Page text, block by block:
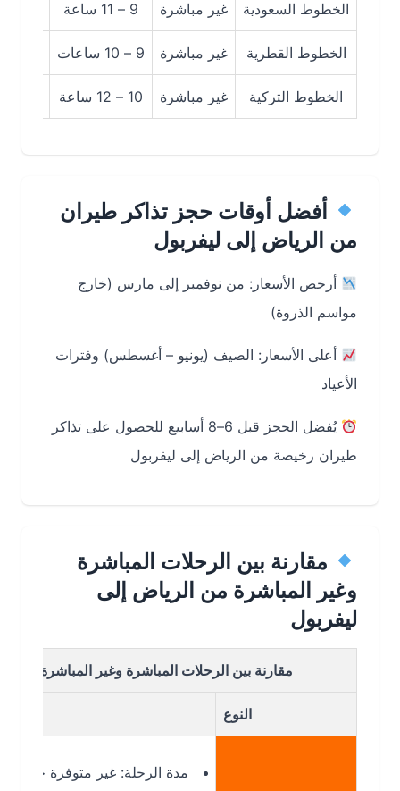
الخطوط السعودية غير مباشرة 9 – 11 ساعة ≈ 2,900 ر.س
الخطوط القطرية غير مباشرة 9 – 10 ساعات ≈ 3,100 ر.س
الخطوط التركية غير مباشرة 10 – 12 ساعة ≈ 2,700 ر.س
أفضل أوقات حجز تذاكر طيران
من الرياض إلى ليفربول
أرخص الأسعار: من نوفمبر إلى مارس (خارج
مواسم الذروة)
أعلى الأسعار: الصيف (يونيو – أغسطس) وفترات
يُفضل الحجز قبل 6–8 أسابيع للحصول على تذاكر
طيران رخيصة من الرياض إلى ليفربول
مقارنة بين الرحلات المباشرة
وغير المباشرة من الرياض إلى
ليفربول
مقارنة بين الرحلات المباشرة وغير المباشرة من الرياض
مدة الرحلة: غير متوفرة حاليًا بشكل